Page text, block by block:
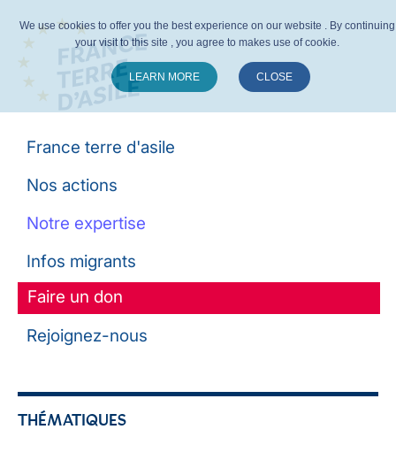
France terre d'asile
Nos actions
Notre expertise
Infos migrants
Faire un don
Rejoignez-nous
THÉMATIQUES
We use cookies to offer you the best experience on our website . By continuing
your visit to this site , you agree to makes use of cookie.
LEARN MORE CLOSE